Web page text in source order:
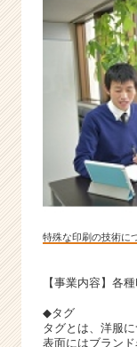
特殊な印刷の技術に
【事業内容】各
◆タグ
タグとは、洋服
表面にはブランド